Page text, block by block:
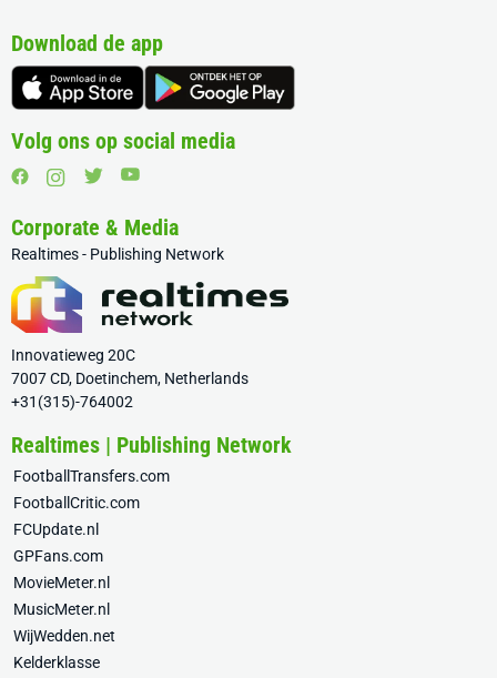
Download de app
Volg ons op social media
Corporate & Media
Realtimes - Publishing Network
Innovatieweg 20C
7007 CD, Doetinchem, Netherlands
+31(315)-764002
Realtimes | Publishing Network
FootballTransfers.com
FootballCritic.com
FCUpdate.nl
GPFans.com
MovieMeter.nl
MusicMeter.nl
WijWedden.net
Kelderklasse